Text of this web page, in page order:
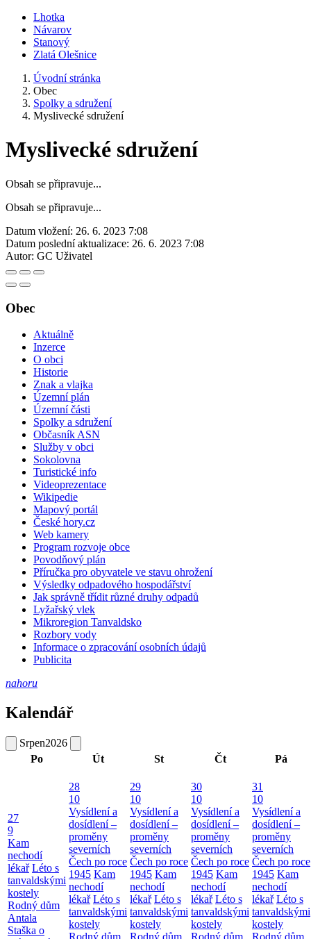
Lhotka
Návarov
Stanový
Zlatá Olešnice
Úvodní stránka
Obec
Spolky a sdružení
Myslivecké sdružení
Myslivecké sdružení
Obsah se připravuje...
Obsah se připravuje...
Datum vložení: 26. 6. 2023 7:08
Datum poslední aktualizace: 26. 6. 2023 7:08
Autor: GC Uživatel
Obec
Aktuálně
Inzerce
O obci
Historie
Znak a vlajka
Územní plán
Územní části
Spolky a sdružení
Občasník ASN
Služby v obci
Sokolovna
Turistické info
Videoprezentace
Wikipedie
Mapový portál
České hory.cz
Web kamery
Program rozvoje obce
Povodňový plán
Příručka pro obyvatele ve stavu ohrožení
Výsledky odpadového hospodářství
Jak správně třídit různé druhy odpadů
Lyžařský vlek
Mikroregion Tanvaldsko
Rozbory vody
Informace o zpracování osobních údajů
Publicita
nahoru
Kalendář
Srpen2026
Po
Út St Čt Pá
27
9
Kam
nechodí
lékař Léto s
tanvaldskými
kostely
Rodný dům
Antala
Staška o
28
10
Vysídlení a
dosídlení –
proměny
severních
Čech po roce
1945 Kam
nechodí
lékař Léto s
tanvaldskými
kostely
29
10
Vysídlení a
dosídlení –
proměny
severních
Čech po roce
1945 Kam
nechodí
lékař Léto s
tanvaldskými
kostely
30
10
Vysídlení a
dosídlení –
proměny
severních
Čech po roce
1945 Kam
nechodí
lékař Léto s
tanvaldskými
kostely
31
10
Vysídlení a
dosídlení –
proměny
severních
Čech po roce
1945 Kam
nechodí
lékař Léto s
tanvaldskými
kostely